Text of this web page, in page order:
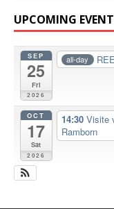
UPCOMING
SEP
25
Fri
2026
all-day
OCT
17
Sat
2026
14:30 Visite
Ramborn